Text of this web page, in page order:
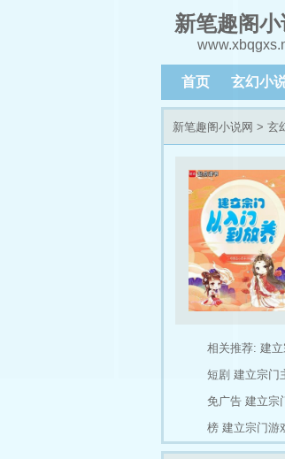
新笔趣阁小
首页 玄幻小
新笔趣阁小说网 > 玄
相关推荐: 建
短剧 建立宗门
免广告 建立宗
榜 建立宗门游